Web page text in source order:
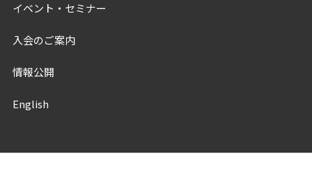
イベント・セミナー
入会のご案内
情報公開
English